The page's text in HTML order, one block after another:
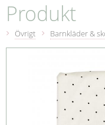
Produkt
Övrigt Barnkläder &